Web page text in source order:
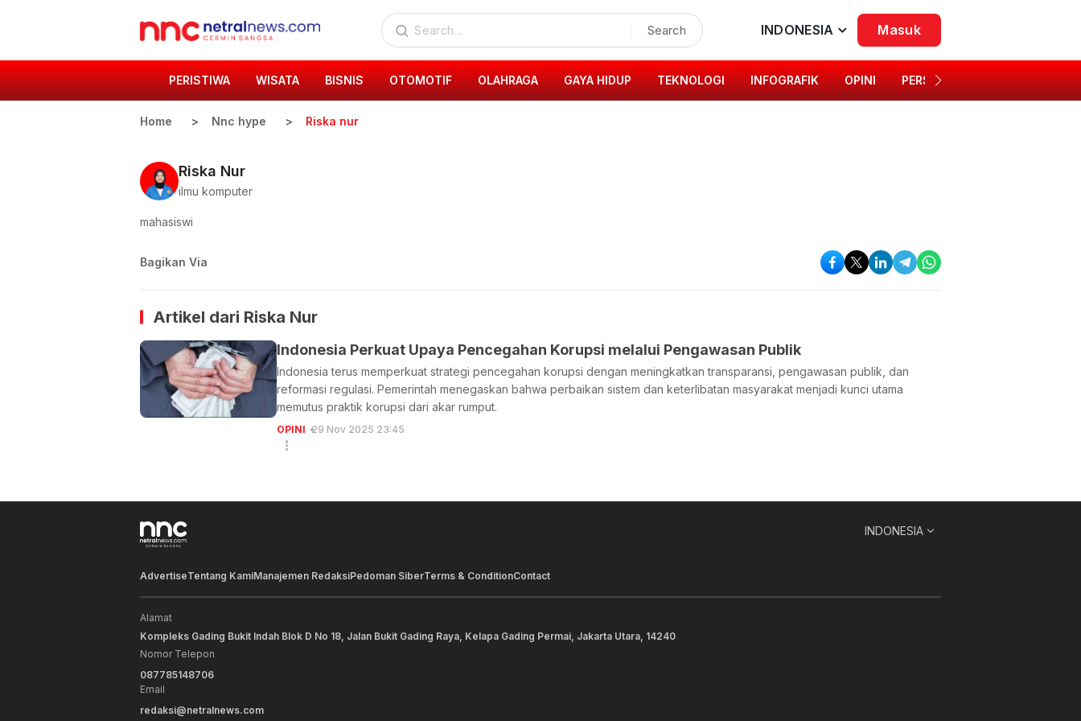
Search INDONESIA Masuk
PERISTIWA WISATA BISNIS OTOMOTIF OLAHRAGA GAYA HIDUP TEKNOLOGI INFOGRAFIK OPINI PERSONA
Home Nnc hype Riska nur
Riska Nur
ilmu komputer
mahasiswi
Bagikan Via
Artikel dari Riska Nur
Indonesia Perkuat Upaya Pencegahan Korupsi melalui Pengawasan Publik
Indonesia terus memperkuat strategi pencegahan korupsi dengan meningkatkan transparansi, pengawasan publik, dan
reformasi regulasi. Pemerintah menegaskan bahwa perbaikan sistem dan keterlibatan masyarakat menjadi kunci utama
memutus praktik korupsi dari akar rumput.
OPINI 29 Nov 2025 23:45
INDONESIA
AdvertiseTentang KamiManajemen RedaksiPedoman SiberTerms & ConditionContact
Alamat
Kompleks Gading Bukit Indah Blok D No 18, Jalan Bukit Gading Raya, Kelapa Gading Permai, Jakarta Utara, 14240
Nomor Telepon
087785148706
Email
redaksi@netralnews.com